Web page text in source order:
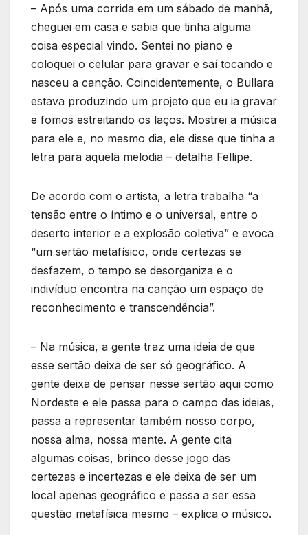
– Após uma corrida em um sábado de manhã,
cheguei em casa e sabia que tinha alguma
coisa especial vindo. Sentei no piano e
coloquei o celular para gravar e saí tocando e
nasceu a canção. Coincidentemente, o Bullara
estava produzindo um projeto que eu ia gravar
e fomos estreitando os laços. Mostrei a música
para ele e, no mesmo dia, ele disse que tinha a
letra para aquela melodia – detalha Fellipe.
De acordo com o artista, a letra trabalha “a
tensão entre o íntimo e o universal, entre o
deserto interior e a explosão coletiva” e evoca
“um sertão metafísico, onde certezas se
desfazem, o tempo se desorganiza e o
indivíduo encontra na canção um espaço de
reconhecimento e transcendência”.
– Na música, a gente traz uma ideia de que
esse sertão deixa de ser só geográfico. A
gente deixa de pensar nesse sertão aqui como
Nordeste e ele passa para o campo das ideias,
passa a representar também nosso corpo,
nossa alma, nossa mente. A gente cita
algumas coisas, brinco desse jogo das
certezas e incertezas e ele deixa de ser um
local apenas geográfico e passa a ser essa
questão metafísica mesmo – explica o músico.